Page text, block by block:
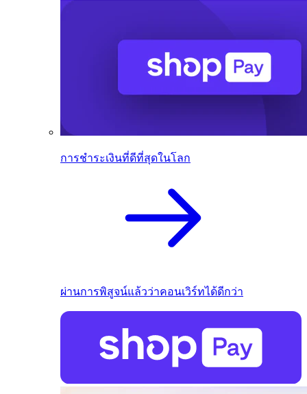
การชำระเงินที่ดีที่สุดในโลก
ผ่านการพิสูจน์แล้วว่าคอนเวิร์ทได้ดีกว่า